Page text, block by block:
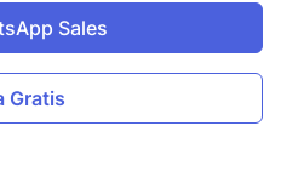
Sales
Gratis